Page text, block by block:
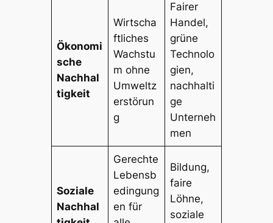
Ökonomi
sche
Nachhal
tigkeit
Wirtscha
ftliches
Wachstu
m ohne
Umweltz
erstörun
g
Fairer
Handel,
grüne
Technolo
gien,
nachhalti
ge
Unterneh
men
Soziale
Nachhal
Gerechte
Lebensb
edingung
en für
Bildung,
faire
Löhne,
soziale